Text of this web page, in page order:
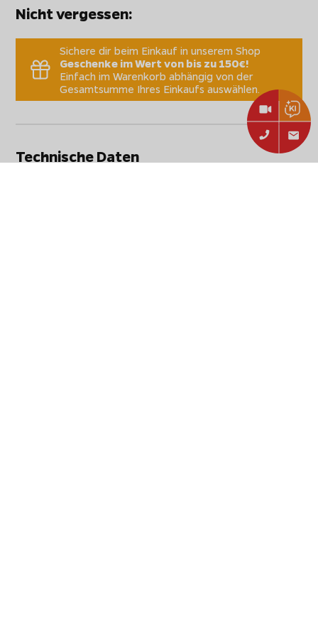
Nicht vergessen:
Sichere dir beim Einkauf in unserem Shop
Geschenke im Wert von bis zu 150€!
Einfach im Warenkorb abhängig von der
Gesamtsumme Ihres Einkaufs auswählen.
Technische Daten